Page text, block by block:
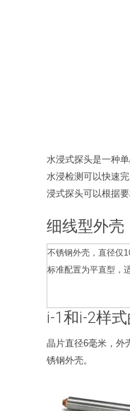
水浸式探头是一种
水浸检测可以快速
浸式探头可以根据
细线型外壳
不锈钢外壳，直径仅
标准配置为平直型，
i-1和i-2样
晶片直径6毫米，外
锈钢外壳。